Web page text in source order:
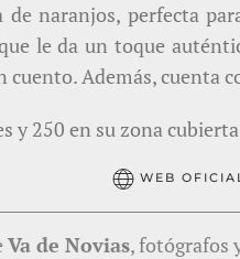
naranjos, perfecta
le da un toque
cuento. Además,
y 250 en su zona
WEB
Va de Novias, fotógrafos